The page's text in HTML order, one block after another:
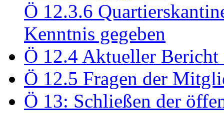
Ö 12.3.6
Kenntnis gegeben
Ö 12.4 Aktueller Bericht
Ö 12.5 Fragen der
Ö 13: Schließen der